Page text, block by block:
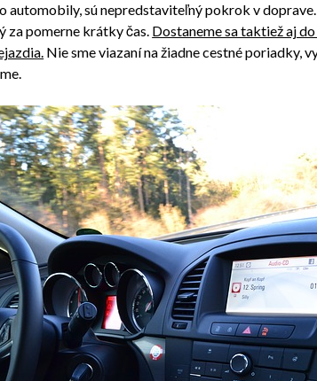
automobily, sú nepredstaviteľný pokrok v
za pomerne krátky čas. Dostaneme sa taktiež aj
Nie sme viazaní na žiadne cestné poriadky,